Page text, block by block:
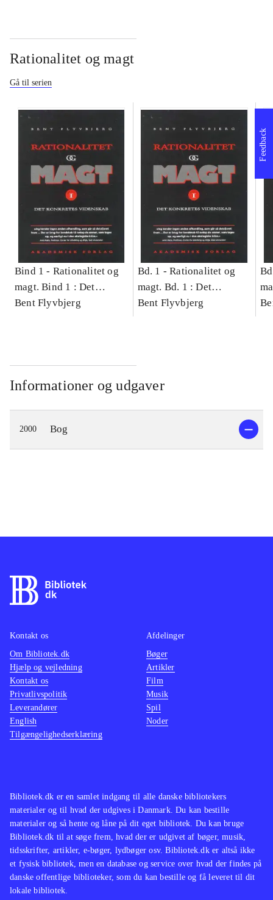
Rationalitet og magt
Gå til serien
Bind 1 - Rationalitet og
magt. Bind 1 : Det
konkretes videnskab
Bent Flyvbjerg
Bd. 1 -Rationalitet og
magt. Bd. 1 : Det
konkretes videnskab
Bent Flyvbjerg
Informationer og udgaver
2000 Bog
Feedback
Bibliotek.dk er en samlet indgang til alle danske bibliotekers
materialer og til hvad der udgives i Danmark. Du kan bestille
materialer og så hente og låne på dit eget bibliotek. Du kan bruge
Bibliotek.dk til at søge frem, hvad der er udgivet af bøger, musik,
tidsskrifter, artikler, e-bøger, lydbøger osv. Bibliotek.dk er altså ikke
et fysisk bibliotek, men en database og service over hvad der findes på
danske offentlige biblioteker, som du kan bestille og få leveret til dit
lokale bibliotek.
Kontakt os
Om Bibliotek.dk
Hjælp og vejledning
Kontakt os
Privatlivspolitik
Leverandører
English
Tilgængelighedserklæring
Afdelinger
Bøger
Artikler
Film
Musik
Spil
Noder